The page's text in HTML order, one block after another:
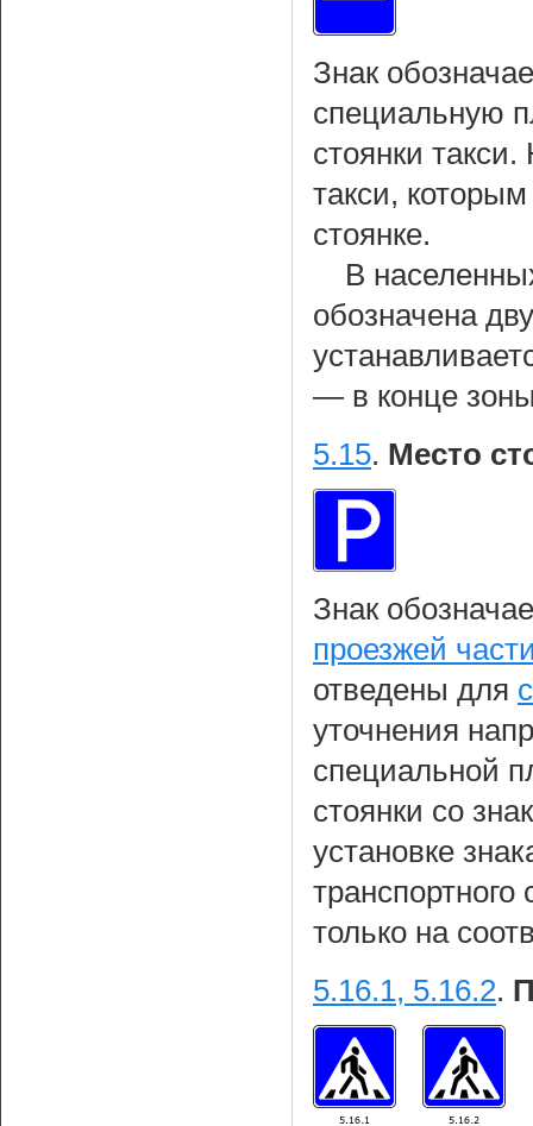
Знак
специальную
стоянки
такси,
стоянке.
В
обозначена
— в конце
5.15. Место
Знак
проезжей
отведены для
уточнения
специальной
стоянки со
установке
транспортного
только на
5.16.1, 5.16.2.